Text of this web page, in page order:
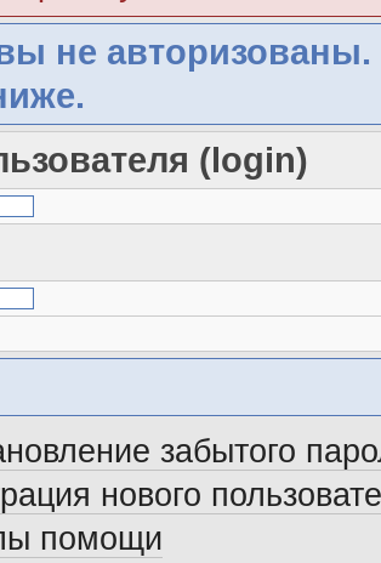
не авторизованы.
(login)
забытого
нового
помощи